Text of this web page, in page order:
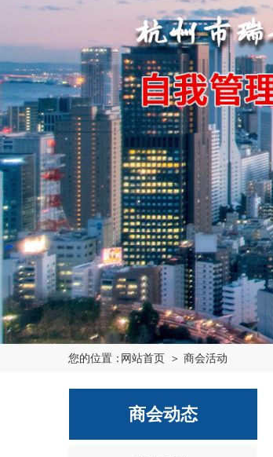
您的位置：网站首页 ＞ 商会活动
商会动态